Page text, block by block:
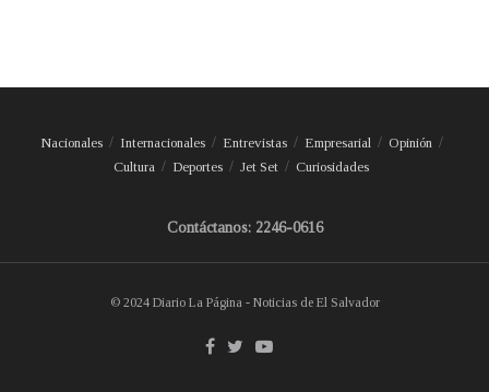
Nacionales Internacionales Entrevistas Empresarial
Opinión
Cultura
Deportes Jet Set Curiosidades
Contáctanos: 2246-0616
© 2024 Diario La Página - Noticias de El Salvador